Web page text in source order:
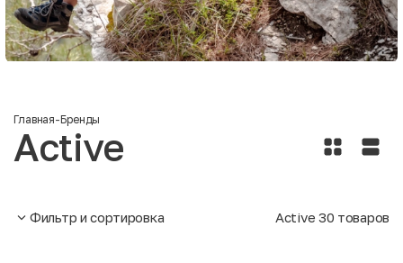
Главная-Бренды
Active
Фильтр и сортировка Active 30 товаров